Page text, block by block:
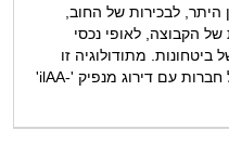
היתר, לבכירות של החוב,
הקבוצה, לאופי נכסי
מתודולוגיה זו
תיושם על הנפקות מדורגות של חברות עם דירוג מנפיק '-ilAA'